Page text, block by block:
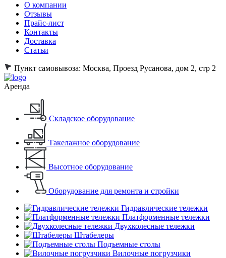
О компании
Отзывы
Прайс-лист
Контакты
Доставка
Статьи
Пункт самовывоза: Москва, Проезд Русанова, дом 2, стр 2
Аренда
Складское оборудование
Такелажное оборудование
Высотное оборудование
Оборудование для ремонта и стройки
Гидравлические тележки
Платформенные тележки
Двухколесные тележки
Штабелеры
Подъемные столы
Вилочные погрузчики